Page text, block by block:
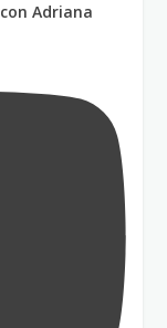
Adriana